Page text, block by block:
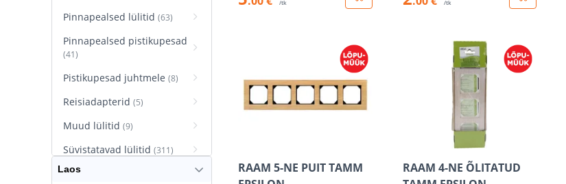
/tk /tk
RAAM 5-NE PUIT TAMM
RAAM 4-NE ÕLITATUD
Pinnapealsed lülitid (63)
Pinnapealsed pistikupesad
(41)
Pistikupesad juhtmele (8)
Reisiadapterid (5)
Muud lülitid (9)
Süvistatavad lülitid (311)
Süvistatavad pistikupesad
Laos